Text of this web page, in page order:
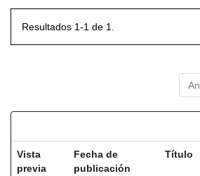
Resultados 1-1 de 1.
Vista
previa
Fecha de
publicación
Título